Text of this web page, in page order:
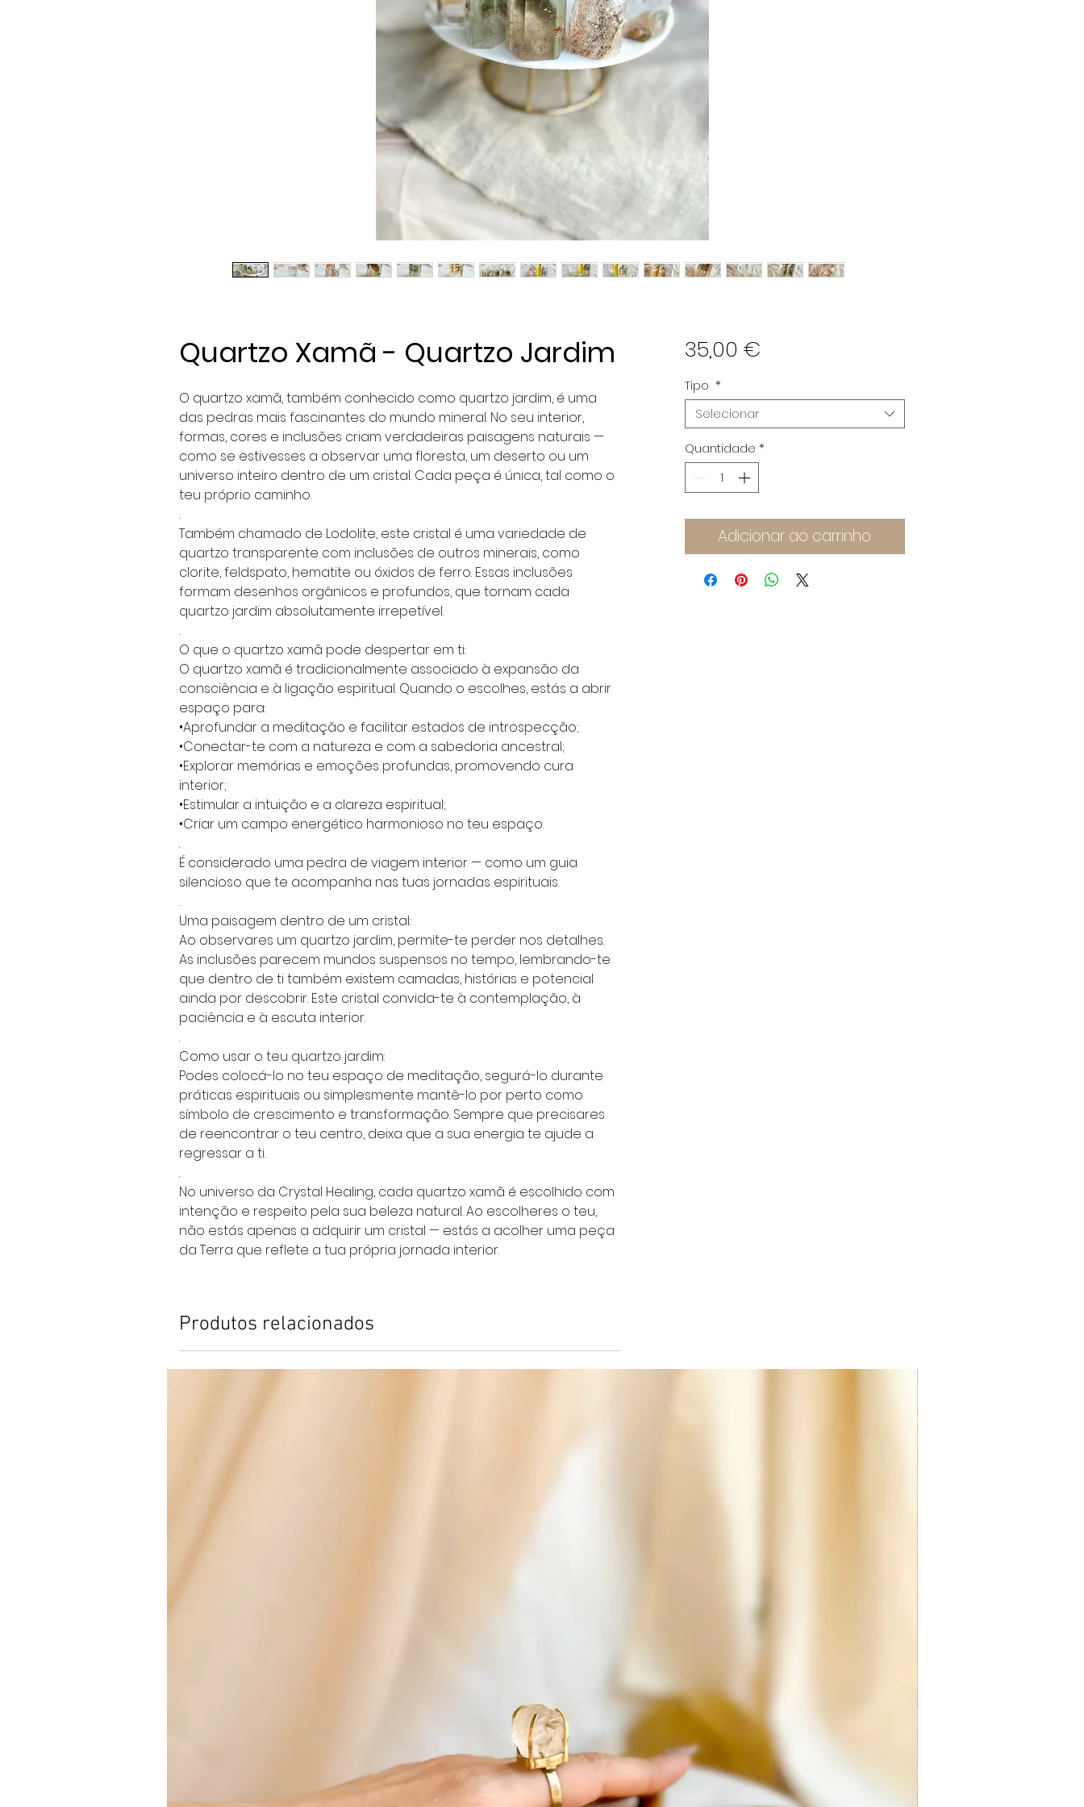
Quartzo Xamã - Quartzo Jardim
O quartzo xamã, também conhecido como quartzo jardim, é uma
das pedras mais fascinantes do mundo mineral. No seu interior,
formas, cores e inclusões criam verdadeiras paisagens naturais —
como se estivesses a observar uma floresta, um deserto ou um
universo inteiro dentro de um cristal. Cada peça é única, tal como o
teu próprio caminho.
.
Também chamado de Lodolite, este cristal é uma variedade de
quartzo transparente com inclusões de outros minerais, como
clorite, feldspato, hematite ou óxidos de ferro. Essas inclusões
formam desenhos orgânicos e profundos, que tornam cada
quartzo jardim absolutamente irrepetível.
.
O que o quartzo xamã pode despertar em ti:
O quartzo xamã é tradicionalmente associado à expansão da
consciência e à ligação espiritual. Quando o escolhes, estás a abrir
espaço para:
•Aprofundar a meditação e facilitar estados de introspecção;
•Conectar-te com a natureza e com a sabedoria ancestral;
•Explorar memórias e emoções profundas, promovendo cura
interior;
•Estimular a intuição e a clareza espiritual;
•Criar um campo energético harmonioso no teu espaço.
.
É considerado uma pedra de viagem interior — como um guia
silencioso que te acompanha nas tuas jornadas espirituais.
.
Uma paisagem dentro de um cristal:
Ao observares um quartzo jardim, permite-te perder nos detalhes.
As inclusões parecem mundos suspensos no tempo, lembrando-te
que dentro de ti também existem camadas, histórias e potencial
ainda por descobrir. Este cristal convida-te à contemplação, à
paciência e à escuta interior.
.
Como usar o teu quartzo jardim:
Podes colocá-lo no teu espaço de meditação, segurá-lo durante
práticas espirituais ou simplesmente mantê-lo por perto como
símbolo de crescimento e transformação. Sempre que precisares
de reencontrar o teu centro, deixa que a sua energia te ajude a
regressar a ti.
.
No universo da Crystal Healing, cada quartzo xamã é escolhido com
intenção e respeito pela sua beleza natural. Ao escolheres o teu,
não estás apenas a adquirir um cristal — estás a acolher uma peça
da Terra que reflete a tua própria jornada interior.
35,00 €Preço
Tipo *
Selecionar
Quantidade *
Adicionar ao carrinho
Produtos relacionados